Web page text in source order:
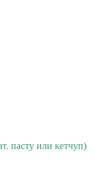
пасту или кетчуп)